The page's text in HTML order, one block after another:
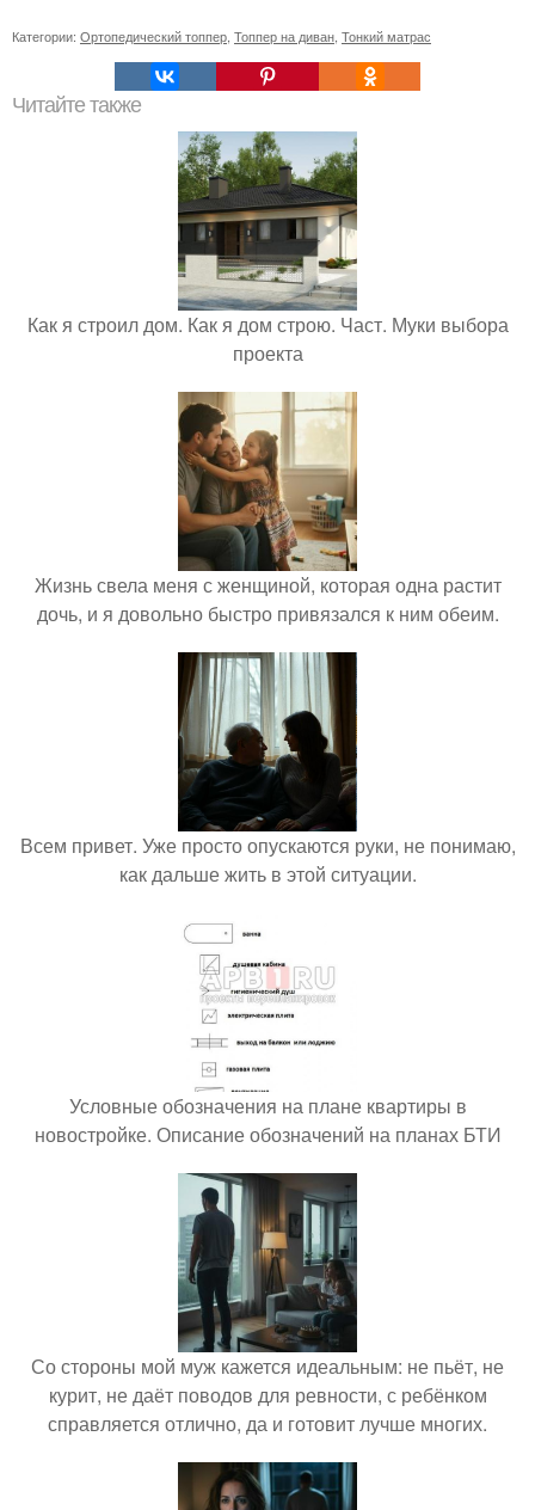
Категории: Ортопедический топпер Топпер на диван Тонкий матрас
Читайте также
Как я строил дом. Как я дом строю. Част. Муки выбора
проекта
Жизнь свела меня с женщиной, которая одна растит
дочь, и я довольно быстро привязался к ним обеим.
Всем привет. Уже просто опускаются руки, не понимаю,
как дальше жить в этой ситуации.
Условные обозначения на плане квартиры в
новостройке. Описание обозначений на планах БТИ
Со стороны мой муж кажется идеальным: не пьёт, не
курит, не даёт поводов для ревности, с ребёнком
справляется отлично, да и готовит лучше многих.